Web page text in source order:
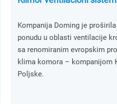
Kompanija Doming je
ponudu u oblasti ventilacije
sa renomiranim evropskim
klima komora – kompanijom
Poljske.